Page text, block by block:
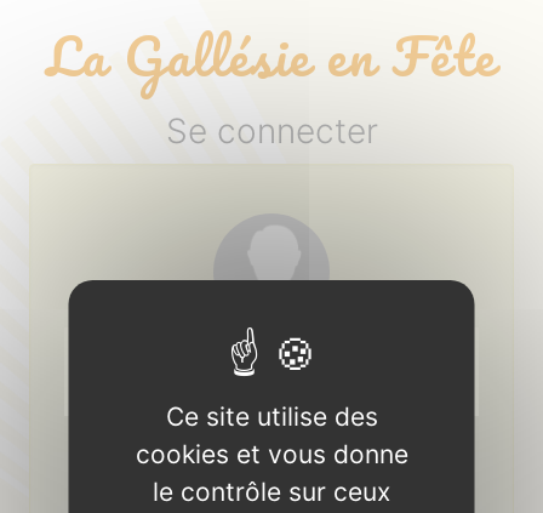
La Gallésie en Fête
Se connecter
Login ou adresse email :
Mot de passe :
mot de passe oublié ?
Ce site utilise des
cookies et vous donne
le contrôle sur ceux